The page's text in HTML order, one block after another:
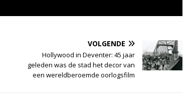
VOLGENDE
Hollywood in Deventer: 45 jaar
geleden was de stad het decor van
een wereldberoemde oorlogsfilm